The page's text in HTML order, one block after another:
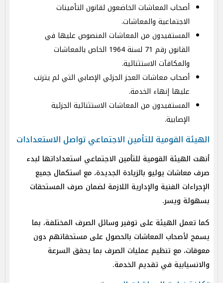
أصحاب المعاشات الخاضعون لقانون التأمينات
الاجتماعية والمعاشات.
المستفيدون من المعاشات المنصوص عليها في
القانون رقم 71 لسنة 1964 الخاص بالمعاشات
والمكافآت الاستثنائية.
أصحاب معاشات العجز الجزئي الإصابي التي لم يترتب
عليها إنهاء الخدمة.
المستفيدون من المعاشات الاستثنائية الجزئية
الإصابية.
الهيئة القومية للتأمين الاجتماعي تواصل الاستعدادات
أنهت الهيئة القومية للتأمين الاجتماعي استعداداتها لبدء
صرف معاشات يوليو بالزيادة الجديدة، مع استكمال جميع
الإجراءات الفنية والإدارية اللازمة لضمان صرف المستحقات
بسهولة ويسر.
كما تعمل الهيئة على توفير وسائل الصرف المختلفة، بما
يسمح لأصحاب المعاشات بالحصول على مستحقاتهم دون
معوقات، مع تنظيم عمليات الصرف بما يحقق السرعة
والانسيابية في تقديم الخدمة.